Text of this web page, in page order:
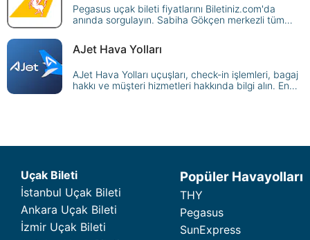
Pegasus uçak bileti fiyatlarını Biletiniz.com'da
anında sorgulayın. Sabiha Gökçen merkezli tüm
AJet Hava Yolları
AJet Hava Yolları uçuşları, check-in işlemleri, bagaj
hakkı ve müşteri hizmetleri hakkında bilgi alın. En
Uçak Bileti
İstanbul Uçak Bileti
Ankara Uçak Bileti
İzmir Uçak Bileti
Popüler Havayolları
THY
Pegasus
SunExpress